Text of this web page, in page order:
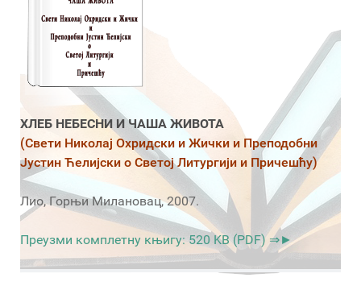
ХЛЕБ НЕБЕСНИ И ЧАША ЖИВОТА
(Свети Николај Охридски и Жички и Преподобни
Јустин Ћелијски о Светој Литургији и Причешћу)
Лио, Горњи Милановац, 2007.
Преузми комплетну књигу: 520 KB (PDF) ⇒►